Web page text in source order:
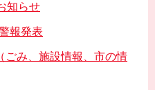
知らせ
報発表
ごみ、施設情報、市の情